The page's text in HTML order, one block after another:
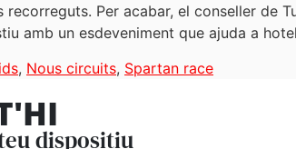
recorreguts. Per acabar, el conseller de
amb un esdeveniment que ajuda a
, Nous circuits, Spartan race
dispositiu